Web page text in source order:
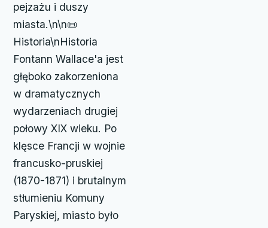
pejzażu i duszy
miasta.\n\n📜
Historia\nHistoria
Fontann Wallace'a jest
głęboko zakorzeniona
w dramatycznych
wydarzeniach drugiej
połowy XIX wieku. Po
klęsce Francji w wojnie
francusko-pruskiej
(1870-1871) i brutalnym
stłumieniu Komuny
Paryskiej, miasto było